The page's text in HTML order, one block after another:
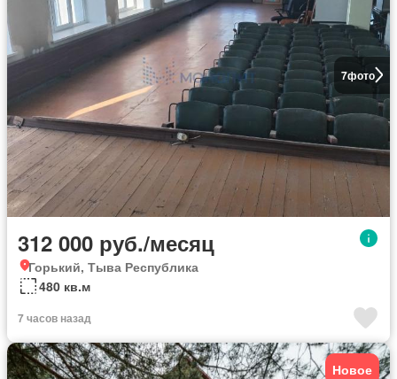
7фото
312 000 руб./месяц
Горький, Тыва Республика
480 кв.м
7 часов назад
Новое